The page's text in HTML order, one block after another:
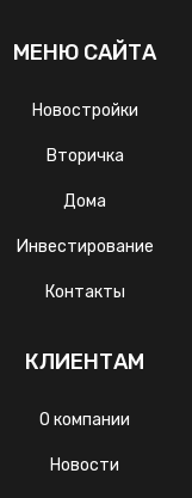
МЕНЮ САЙТА
Новостройки
Вторичка
Дома
Инвестирование
Контакты
КЛИЕНТАМ
О компании
Новости